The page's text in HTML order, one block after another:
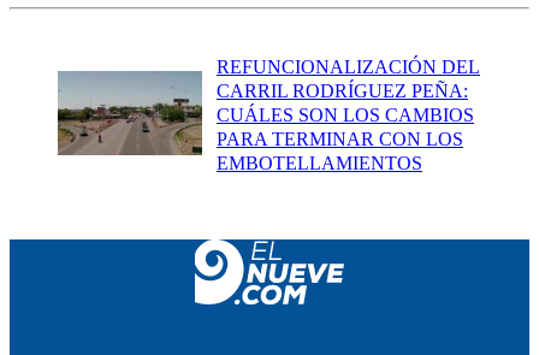
REFUNCIONALIZACIÓN DEL
CARRIL RODRÍGUEZ PEÑA:
CUÁLES SON LOS CAMBIOS
PARA TERMINAR CON LOS
EMBOTELLAMIENTOS